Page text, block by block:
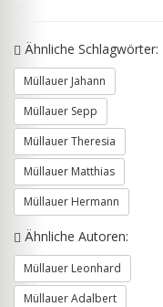
Ähnliche Schlagwörter:
Müllauer Jahann
Müllauer Sepp
Müllauer Theresia
Müllauer Matthias
Müllauer Hermann
Ähnliche Autoren:
Müllauer Leonhard
Müllauer Adalbert